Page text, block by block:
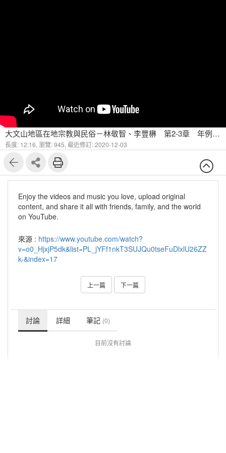
大文山地區在地宗教與民俗－林敬智、李豐楙 第2-3章 年例習俗與祭典-2
長度: 12:16, 瀏覽: 945, 最近修訂: 2020-12-03
Enjoy the videos and music you love, upload original
content, and share it all with friends, family, and the world
on YouTube.
來源 : https://www.youtube.com/watch?
v=o0_HjxjP5dk&list=PL_jYFf1nkT3SUJQu0tseFuDlxlU26ZZ
k-&index=17
上一篇 下一篇
討論 詳細 筆記 (0)
目前沒有討論